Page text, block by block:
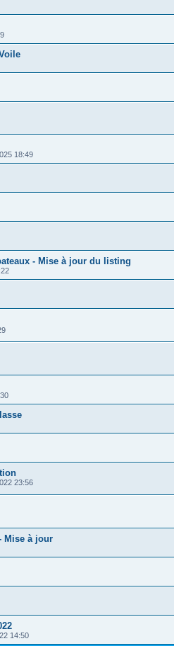
18:49
- Mise à jour du listing
23:56
Mise à jour
14:50